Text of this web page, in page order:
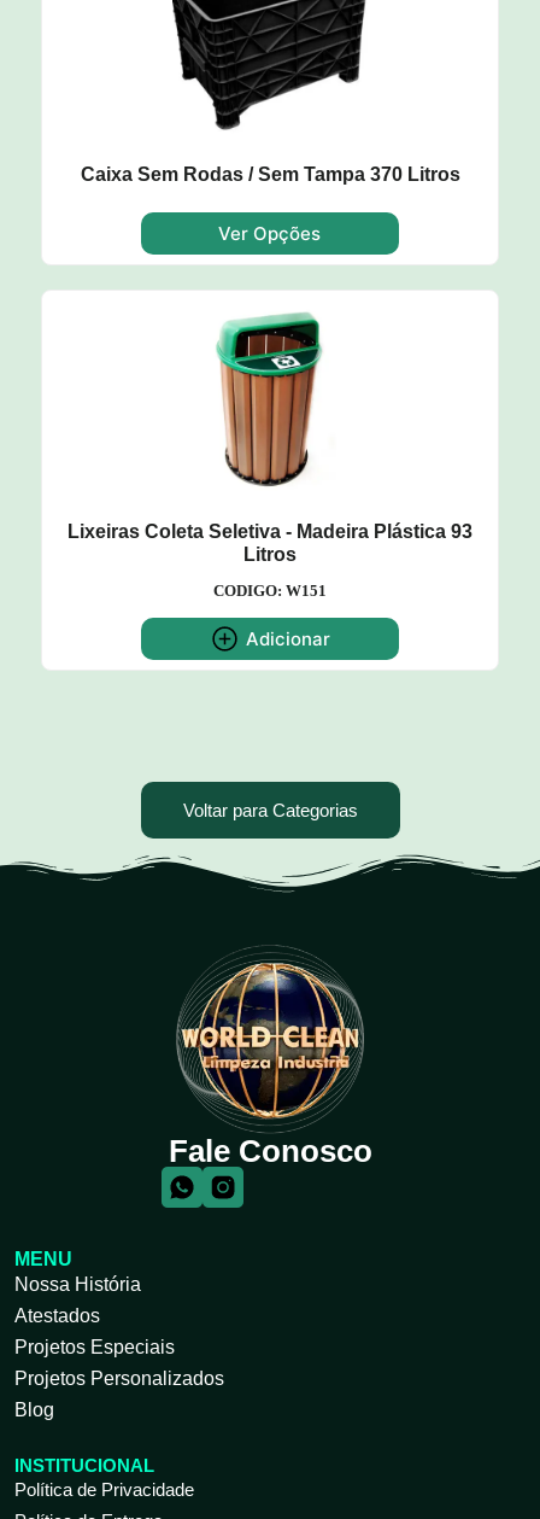
Caixa Sem Rodas / Sem Tampa 370 Litros
Ver Opções
Lixeiras Coleta Seletiva - Madeira Plástica 93
Litros
CODIGO: W151
Adicionar
Voltar para Categorias
Fale Conosco
MENU
Nossa História
Atestados
Projetos Especiais
Projetos Personalizados
Blog
INSTITUCIONAL
Política de Privacidade